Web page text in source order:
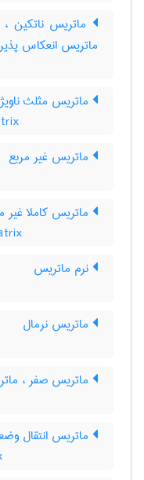
ماتریس ناتکین
ماتریس انعکاس
ماتریس مثلث
ماتریس غیر مربع
ماتریس کاملا غیر
نرم ماتریس
ماتریس نرمال
ماتریس صفر ،
ماتریس انتقال